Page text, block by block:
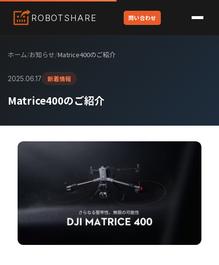
ROBOTSHARE 問い合わせ
ホーム/お知らせ/Matrice400のご紹介
2025.06.17 新着情報
Matrice400のご紹介